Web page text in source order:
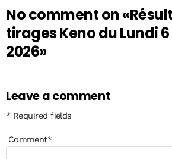
No comment on
tirages Keno du Lundi
2026»
Leave a comment
* Required fields
Comment*